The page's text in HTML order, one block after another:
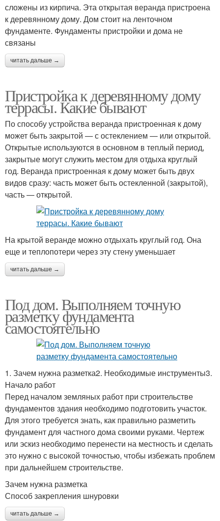
сложены из кирпича. Эта открытая веранда пристроена
к деревянному дому. Дом стоит на ленточном
фундаменте. Фундаменты пристройки и дома не
связаны
читать дальше →
Пристройка к деревянному дому
террасы. Какие бывают
По способу устройства веранда пристроенная к дому
может быть закрытой — с остеклением — или открытой.
Открытые используются в основном в теплый период,
закрытые могут служить местом для отдыха круглый
год. Веранда пристроенная к дому может быть двух
видов сразу: часть может быть остекленной (закрытой),
часть — открытой.
На крытой веранде можно отдыхать круглый год. Она
еще и теплопотери через эту стену уменьшает
читать дальше →
Под дом. Выполняем точную
разметку фундамента
самостоятельно
1. Зачем нужна разметка2. Необходимые инструменты3.
Начало работ
Перед началом земляных работ при строительстве
фундаментов здания необходимо подготовить участок.
Для этого требуется знать, как правильно разметить
фундамент для частного дома своими руками. Чертеж
или эскиз необходимо перенести на местность и сделать
это нужно с высокой точностью, чтобы избежать проблем
при дальнейшем строительстве.
Зачем нужна разметка
Способ закрепления шнуровки
читать дальше →